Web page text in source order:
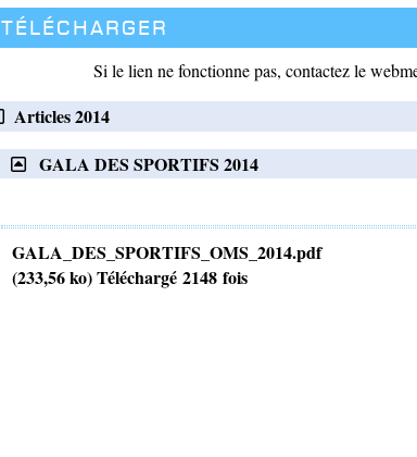
Télécharger
Si le lien ne fonctionne pas, contactez le
Articles 2014
GALA DES SPORTIFS 2014
GALA_DES_SPORTIFS_OMS_2014.pdf
(233,56 ko) Téléchargé 2148 fois